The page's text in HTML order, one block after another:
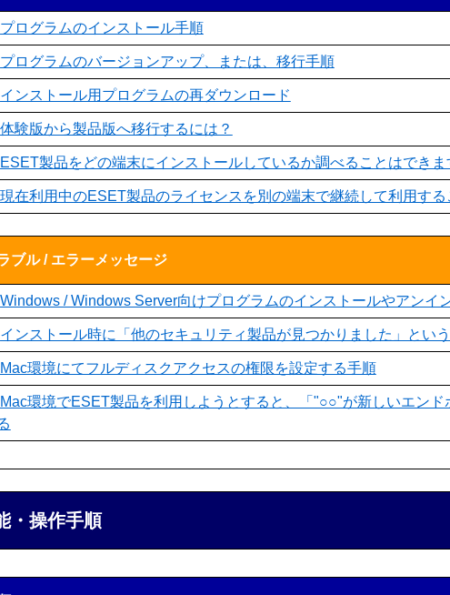
プログラムのインストール手順
プログラムのバージョンアップ、または、移行手順
インストール用プログラムの再ダウンロード
体験版から製品版へ移行するには？
ESET製品をどの端末にインストールしているか調べることはできま
現在利用中のESET製品のライセンスを別の端末で継続して利用する
ブル / エラーメッセージ
Windows / Windows Server向けプログラムのインストールやアンイ
インストール時に「他のセキュリティ製品が見つかりました」とい
Mac環境にてフルディスクアクセスの権限を設定する手順
Mac環境でESET製品を利用しようとすると、「"○○"が新しいエン
・操作手順